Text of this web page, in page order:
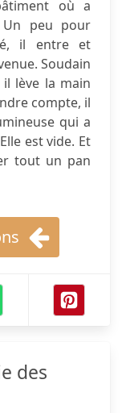
où a
Un peu pour
il entre et
Soudain
lève la main
compte, il
qui a
est vide. Et
tout un pan
des